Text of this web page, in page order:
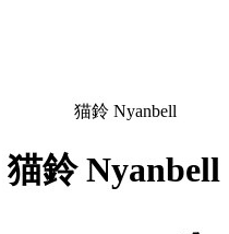
猫鈴 Nyanbell
猫鈴 Nyanbell